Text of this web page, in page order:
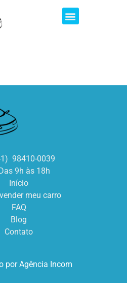
98410-0039
9h às 18h
Início
meu carro
FAQ
Blog
Contato
por Agência Incom